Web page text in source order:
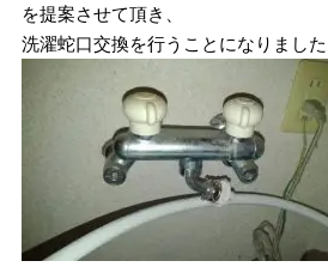
を提案させて頂き、
洗濯蛇口交換を行うことになりました